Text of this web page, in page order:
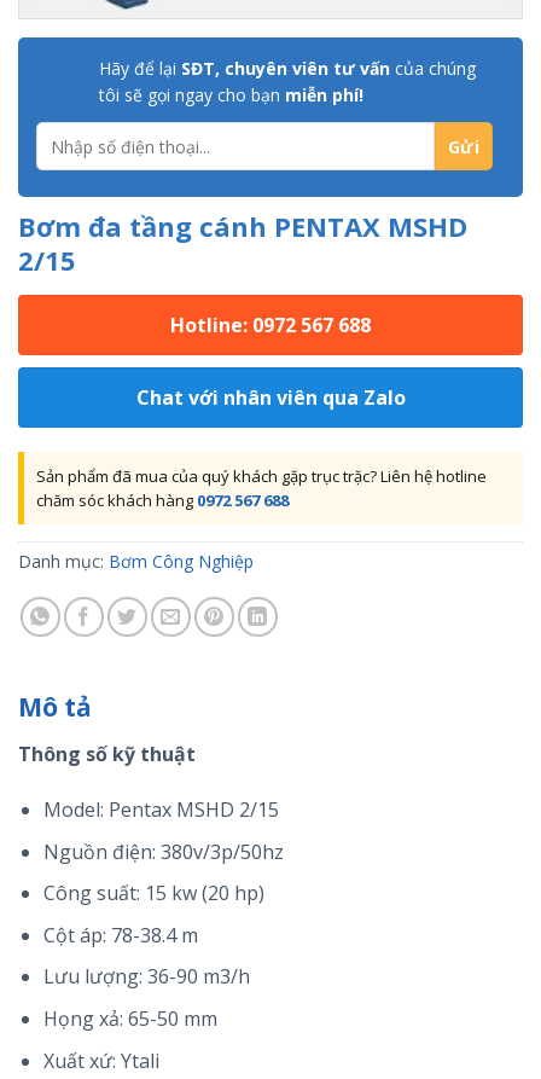
Hãy để lại SĐT, chuyên viên tư vấn của chúng
tôi sẽ gọi ngay cho bạn miễn phí!
Bơm đa tầng cánh PENTAX MSHD
2/15
Hotline: 0972 567 688
Chat với nhân viên qua Zalo
Sản phẩm đã mua của quý khách gặp trục trặc? Liên hệ hotline
chăm sóc khách hàng 0972 567 688
Danh mục: Bơm Công Nghiệp
Mô tả
Thông số kỹ thuật
Model: Pentax MSHD 2/15
Nguồn điện: 380v/3p/50hz
Công suất: 15 kw (20 hp)
Cột áp: 78-38.4 m
Lưu lượng: 36-90 m3/h
Họng xả: 65-50 mm
Xuất xứ: Ytali